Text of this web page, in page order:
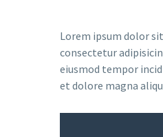
Lorem ipsum dolor
consectetur
eiusmod tempor
et dolore magna